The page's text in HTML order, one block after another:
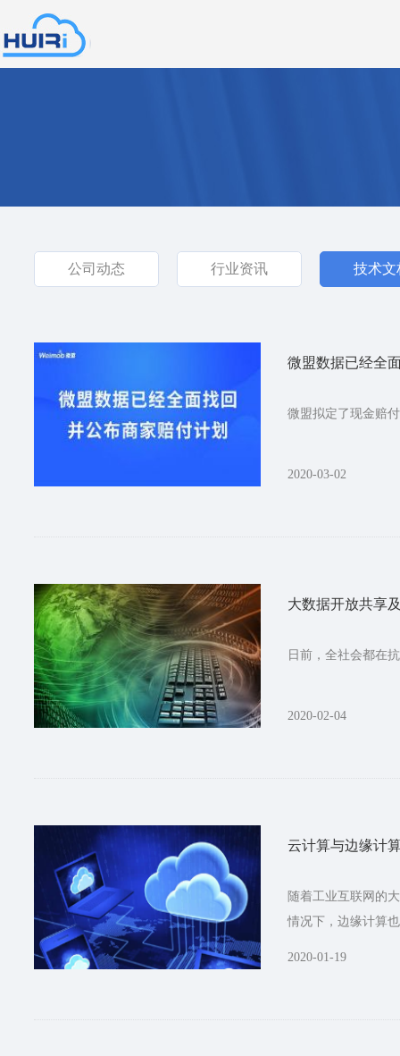
公司动态 行业资讯 技术文
微盟数据已经全
微盟拟定了现金赔
2020-03-02
大数据开放共享
日前，全社会都在
2020-02-04
云计算与边缘计
随着工业互联网的
情况下，边缘计算
2020-01-19